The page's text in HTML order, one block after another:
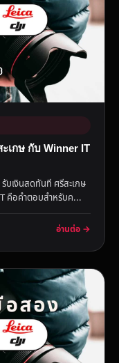
เกษ กับ Winner IT
เงินสดทันที ศรีสะเกษ
คือคำตอบสำหรับค...
อ่านต่อ →